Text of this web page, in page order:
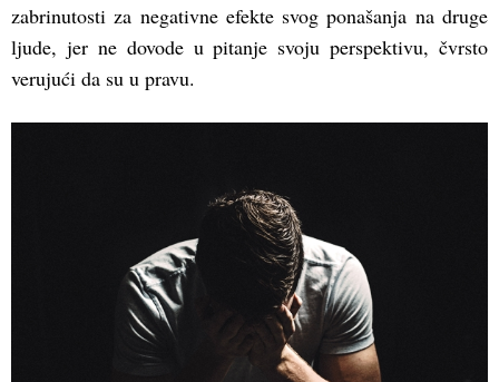
zabrinutosti za negativne efekte svog ponašanja na druge
ljude, jer ne dovode u pitanje svoju perspektivu, čvrsto
verujući da su u pravu.